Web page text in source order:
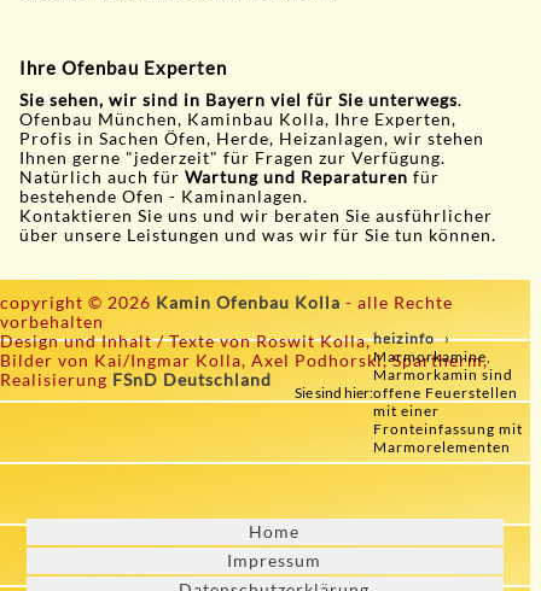
Ihre Ofenbau Experten
Sie sehen, wir sind in Bayern viel für Sie unterwegs.
Ofenbau München, Kaminbau Kolla, Ihre Experten,
Profis in Sachen Öfen, Herde, Heizanlagen, wir stehen
Ihnen gerne "jederzeit" für Fragen zur Verfügung.
Natürlich auch fürWartung und Reparaturen für
bestehende Ofen - Kaminanlagen.
Kontaktieren Sie uns und wir beraten Sie ausführlicher
über unsere Leistungen und was wir für Sie tun können.
copyright © 2026 Kamin Ofenbau Kolla - alle Rechte
vorbehalten
Design und Inhalt / Texte von Roswit Kolla,
Bilder von Kai/Ingmar Kolla, Axel Podhorski, Spartherm,
Realisierung FSnD Deutschland
Sie sind hier:
heizinfo
Marmorkamine,
Marmorkamin sind
offene Feuerstellen
mit einer
Fronteinfassung mit
Marmorelementen
Home
Impressum